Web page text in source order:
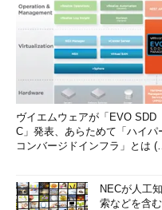
（1）［新規作成］ボタンの右横
［▼］ボタンを押し、切り取り領域
式を選択する。
設定を変更するには、［オ
ョン］ボタンを押す。→［Ａ］へ
例えば、［自由形式の領域
ルがハサミ型になるので、
ヴイエムウェアが「EVO SDD
C」発表、あらためて「ハイパ
コンバージドインフラ」とは
NECが人工
索などを含